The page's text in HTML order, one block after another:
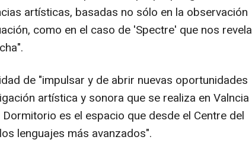
artísticas, basadas no sólo en la observación
como en el caso de 'Spectre' que nos revela
de "impulsar y de abrir nuevas oportunidades
artística y sonora que se realiza en Valncia
es el espacio que desde el Centre del
lenguajes más avanzados".